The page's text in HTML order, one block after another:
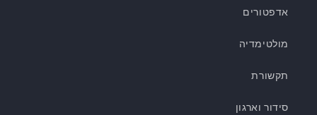
אדפטורים
מולטימדיה
תקשורת
סידור וארגון